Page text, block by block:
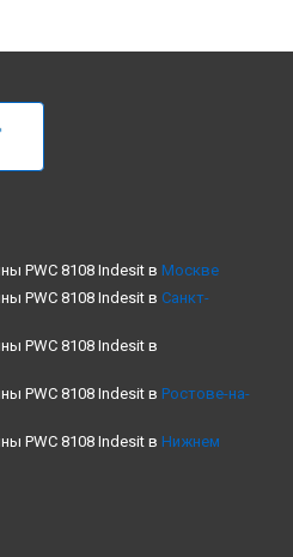
PWC 8108 Indesit в Москве
PWC 8108 Indesit в Санкт-
PWC 8108 Indesit в
PWC 8108 Indesit в Ростове-на-
PWC 8108 Indesit в Нижнем